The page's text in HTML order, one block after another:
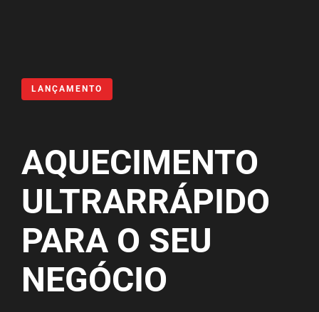
LANÇAMENTO
AQUECIMENTO
ULTRARRÁPIDO
PARA O SEU
NEGÓCIO